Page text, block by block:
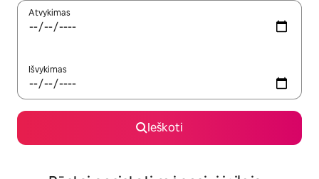
Atvykimas
Išvykimas
Ieškoti